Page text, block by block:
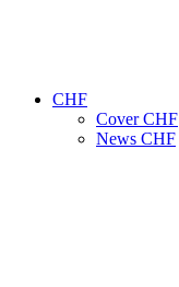
CHF
Cover CHF
News CHF